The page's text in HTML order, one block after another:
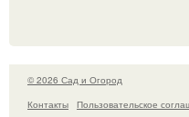
© 2026 Сад и Огород
Контакты
Пользовательское